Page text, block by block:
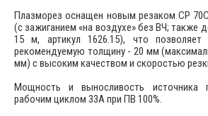
Плазморез оснащен новым резаком CP
(с зажиганием «на воздухе» без ВЧ; также
15 м, артикул 1626.15), что позволяет
рекомендуемую толщину - 20 мм
мм) с высоким качеством и скоростью
Мощность и выносливость источника
рабочим циклом 33А при ПВ 100%.